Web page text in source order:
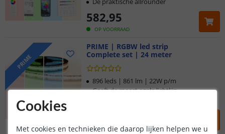
OP VOORRAAD
582,95
PRIME
PRIME | RGBW led strip
Complete set | 24 meter
OP VOORRAAD
896 leds | 861 lm | 22W p/m
Geeft de meest egale lichtlijn
Cookies
Met cookies en technieken die daarop lijken helpen we u